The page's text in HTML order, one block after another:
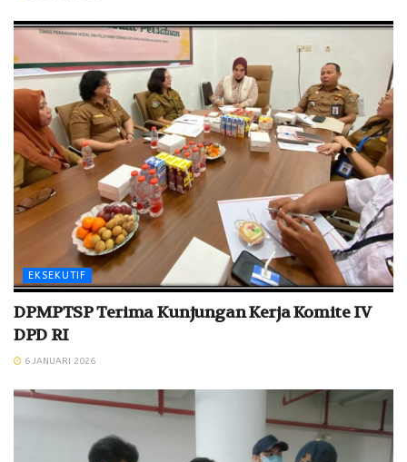
EKSEKUTIF
DPMPTSP Terima Kunjungan Kerja Komite IV
DPD RI
6 JANUARI 2026